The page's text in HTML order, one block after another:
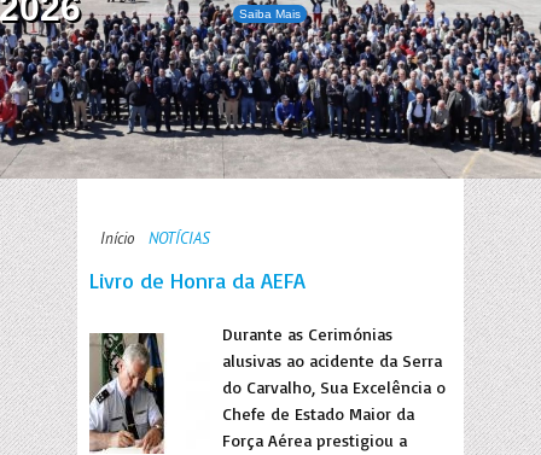
Saiba Mais
Início NOTÍCIAS
Livro de Honra da AEFA
Durante as Cerimónias
alusivas ao acidente da Serra
do Carvalho, Sua Excelência o
Chefe de Estado Maior da
Força Aérea prestigiou a